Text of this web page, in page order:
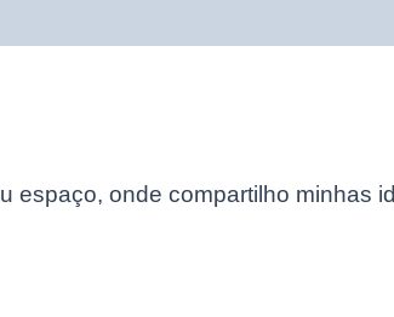
espaço, onde compartilho minhas